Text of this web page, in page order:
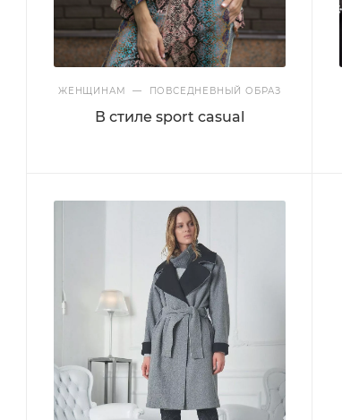
ЖЕНЩИНАМ— ПОВСЕДНЕВНЫЙ ОБРАЗ
В стиле sport casual